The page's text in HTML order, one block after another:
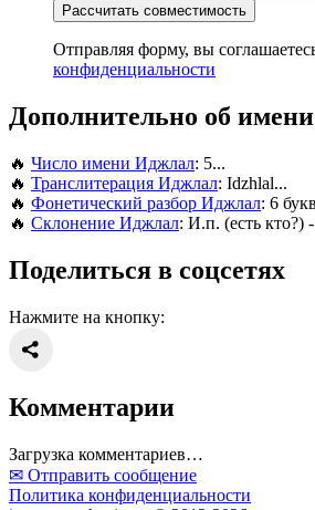
Рассчитать совместимость
Отправляя форму, вы
конфиденциальности
Дополнительно об имени
🔥 Число имени Иджлал: 5...
🔥 Транслитерация Иджлал: Idzhlal...
🔥 Фонетический разбор Иджлал: 6
🔥 Склонение Иджлал: И.п. (есть кто?)
Поделиться в соцсетях
Нажмите на кнопку:
Комментарии
Загрузка комментариев…
✉ Отправить сообщение
Политика конфиденциальности